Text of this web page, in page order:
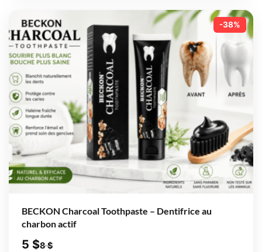
-38%
BECKON Charcoal Toothpaste – Dentifrice au
charbon actif
5 $8$